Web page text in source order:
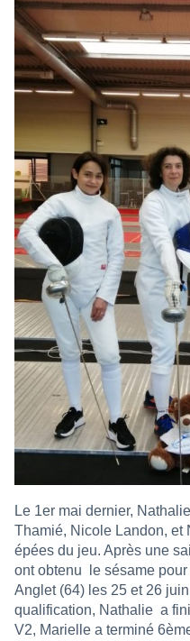
Le 1er mai dernier,
Thamié, Nicole Landon, et
épées du jeu. Après une
ont obtenu
le sésame
Anglet (64) les 25 et 26
qualification, Nathalie a
V2, Marielle a terminé